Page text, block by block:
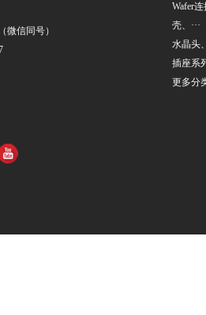
微信同号）
Wafer
壳、···
水晶头
插座系
更多分